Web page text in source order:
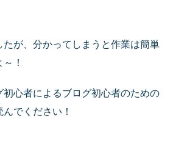
が、分かってしまうと作業は簡単
！
初心者によるブログ初心者のための
でください！